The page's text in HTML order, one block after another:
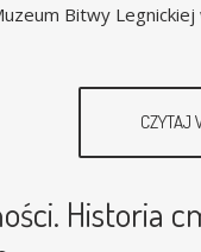
Bitwy Legnickiej
CZYTAJ
Historia